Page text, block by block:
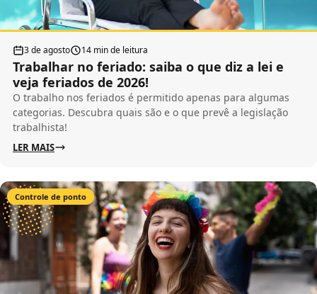
3 de agosto 14 min de leitura
Trabalhar no feriado: saiba o que diz a lei e
veja feriados de 2026!
O trabalho nos feriados é permitido apenas para algumas
categorias. Descubra quais são e o que prevê a legislação
trabalhista!
LER MAIS
Controle de ponto